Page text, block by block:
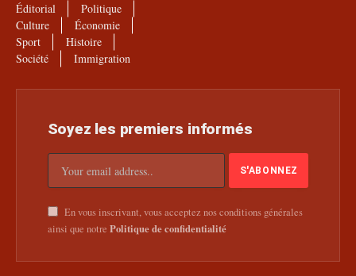
Éditorial
Politique
Culture
Économie
Sport
Histoire
Société
Immigration
Soyez les premiers informés
En vous inscrivant, vous acceptez nos conditions générales
ainsi que notre Politique de confidentialité